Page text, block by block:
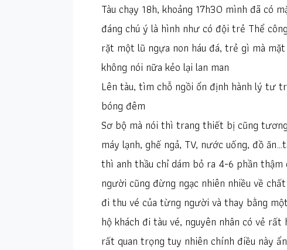
Tàu chạy 18h, khoảng 17h30 mình đã có
đáng chú ý là hình như có đội trẻ Thể
rặt một lũ ngựa non háu đá, trẻ gì mà
không nói nữa kẻo lại lan man
Lên tàu, tìm chỗ ngồi ổn định hành lý tư
bóng đêm
Sơ bộ mà nói thì trang thiết bị cũng
máy lạnh, ghế ngả, TV, nước uống, đồ
thì anh thầu chỉ dám bỏ ra 4-6 phần
người cũng đừng ngạc nhiên nhiều về
đi thu vé của từng người và thay bằng
hộ khách đi tàu vé, nguyên nhân có vẻ
rất quan trọng tuy nhiên chính điều này